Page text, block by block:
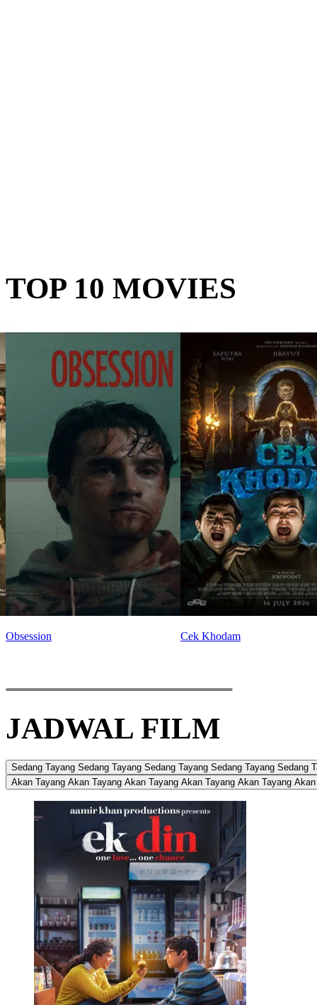
TOP 10 MOVIES
Obsession Cek Khodam
JADWAL FILM
Sedang Tayang Sedang Tayang Sedang Tayang Sedang Tayang Sedang
Akan Tayang Akan Tayang Akan Tayang Akan Tayang Akan Tayang